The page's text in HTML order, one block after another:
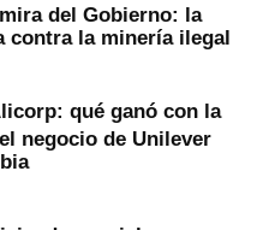
del Gobierno: la
contra la minería ilegal
qué ganó con la
negocio de Unilever